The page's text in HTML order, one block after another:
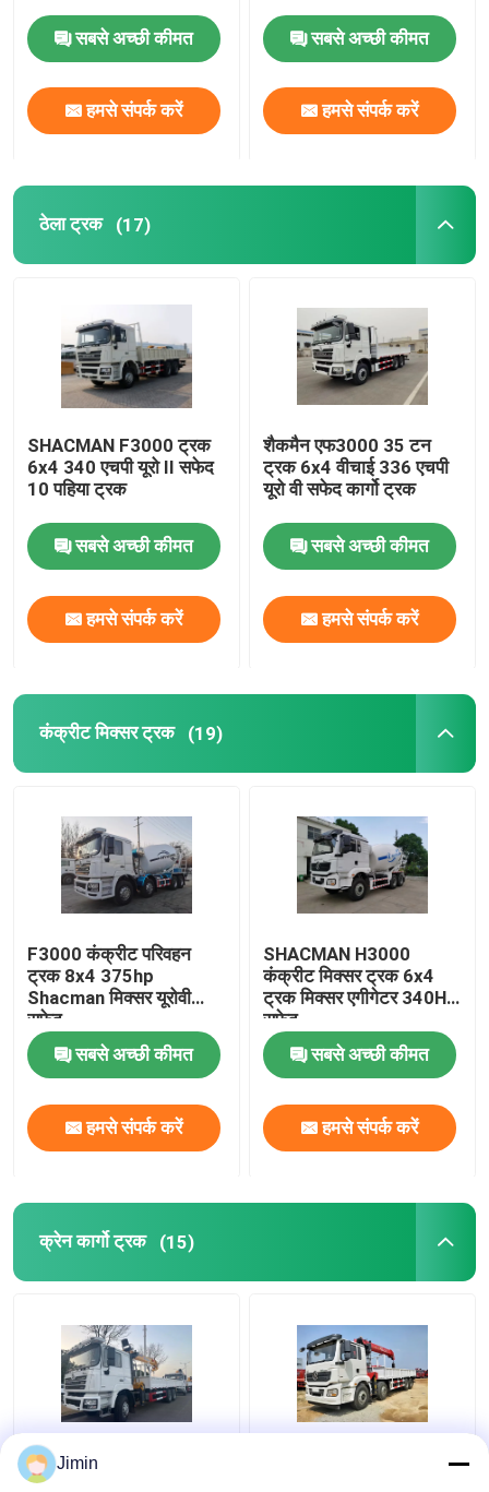
अर्ध ट्रेलर
सबसे अच्छी कीमत
हमसे संपर्क करें
सबसे अच्छी कीमत
हमसे संपर्क करें
ठेला ट्रक (17)
SHACMAN F3000 ट्रक
6x4 340 एचपी यूरो II सफेद
10 पहिया ट्रक
सबसे अच्छी कीमत
हमसे संपर्क करें
शैकमैन एफ3000 35 टन
ट्रक 6x4 वीचाई 336 एचपी
यूरो वी सफेद कार्गो ट्रक
सबसे अच्छी कीमत
हमसे संपर्क करें
कंक्रीट मिक्सर ट्रक (19)
F3000 कंक्रीट परिवहन
ट्रक 8x4 375hp
Shacman मिक्सर यूरोवी
सफेद
सबसे अच्छी कीमत
हमसे संपर्क करें
SHACMAN H3000
कंक्रीट मिक्सर ट्रक 6x4
ट्रक मिक्सर एगीगेटर 340HP
सफेद
सबसे अच्छी कीमत
हमसे संपर्क करें
क्रेन कार्गो ट्रक (15)
F3000 6x4 क्रेन ट्रक
SHACMAN बूम ट्रक
Jimin